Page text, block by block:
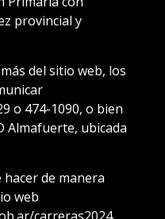
provincial y
del sitio web, los
o 474-1090, o bien
Almafuerte, ubicada
de manera
web